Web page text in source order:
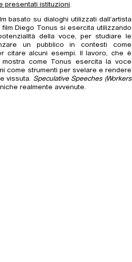
presentati istituzioni
basato su dialoghi utilizzati dall’artista
Diego Tonus si esercita utilizzando
della voce, per studiare le
un pubblico in contesti come
citare alcuni esempi. Il lavoro, che è
come Tonus esercita la voce
come strumenti per svelare e rendere
vissuta. Speculative Speeches (Workers
realmente avvenute.